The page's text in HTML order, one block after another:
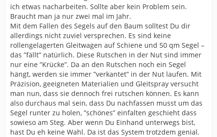
ich etwas nacharbeiten. Sollte aber kein Problem sein.
Braucht man ja nur zwei mal im Jahr.
Mit dem Fallen des Segels auf den Baum solltest Du dir
allerdings nicht zuviel versprechen. Es sind keine
rollengelagerten Gleitwagen auf Schiene und 50 qm Segel –
das ”fällt” natürlich. Diese Rutschen in der Nut sind immer
nur eine ”Krücke”. Da an den Rutschen noch ein Segel
hängt, werden sie immer ”verkantet” in der Nut laufen. Mit
Präzision, geeigneten Materialien und Gleitspray versucht
man nun, dass sie dennoch frei rutschen können. Es kann
also durchaus mal sein, dass Du nachfassen musst um das
Segel runter zu holen, ”schönes” einfalten geschieht dass
sowieso am Steg. Aber wenn Du Einhand unterwegs bist,
hast Du eh keine Wahl. Da ist das System trotzdem genial.